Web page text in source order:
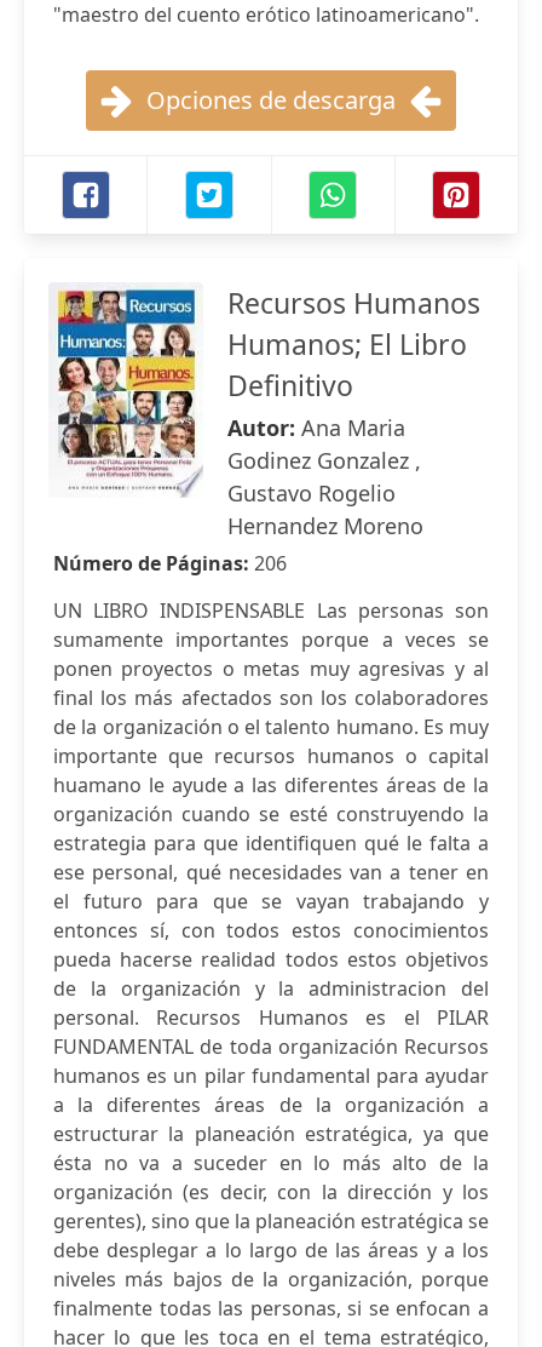
"maestro del cuento erótico latinoamericano".
Opciones de descarga
Recursos Humanos
Humanos; El Libro
Definitivo
Autor: Ana Maria
Godinez Gonzalez ,
Gustavo Rogelio
Hernandez Moreno
Número de Páginas: 206
UN LIBRO INDISPENSABLE Las personas son
sumamente importantes porque a veces se
ponen proyectos o metas muy agresivas y al
final los más afectados son los colaboradores
de la organización o el talento humano. Es muy
importante que recursos humanos o capital
huamano le ayude a las diferentes áreas de la
organización cuando se esté construyendo la
estrategia para que identifiquen qué le falta a
ese personal, qué necesidades van a tener en
el futuro para que se vayan trabajando y
entonces sí, con todos estos conocimientos
pueda hacerse realidad todos estos objetivos
de la organización y la administracion del
personal. Recursos Humanos es el PILAR
FUNDAMENTAL de toda organización Recursos
humanos es un pilar fundamental para ayudar
a la diferentes áreas de la organización a
estructurar la planeación estratégica, ya que
ésta no va a suceder en lo más alto de la
organización (es decir, con la dirección y los
gerentes), sino que la planeación estratégica se
debe desplegar a lo largo de las áreas y a los
niveles más bajos de la organización, porque
finalmente todas las personas, si se enfocan a
hacer lo que les toca en el tema estratégico,